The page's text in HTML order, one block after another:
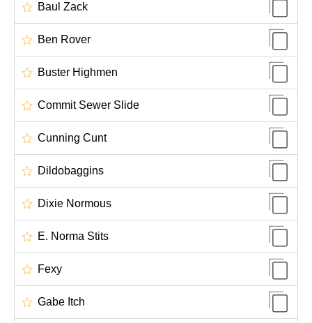
Baul Zack
Ben Rover
Buster Highmen
Commit Sewer Slide
Cunning Cunt
Dildobaggins
Dixie Normous
E. Norma Stits
Fexy
Gabe Itch